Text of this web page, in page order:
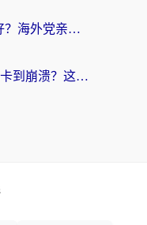
ChickCN和Quickback哪个好？海外党亲测回国加速器，轻松解锁国内资源（附避坑指南）
华为手机在国外用国内App卡到崩溃？这篇加速器指南帮你无缝刷剧打游戏